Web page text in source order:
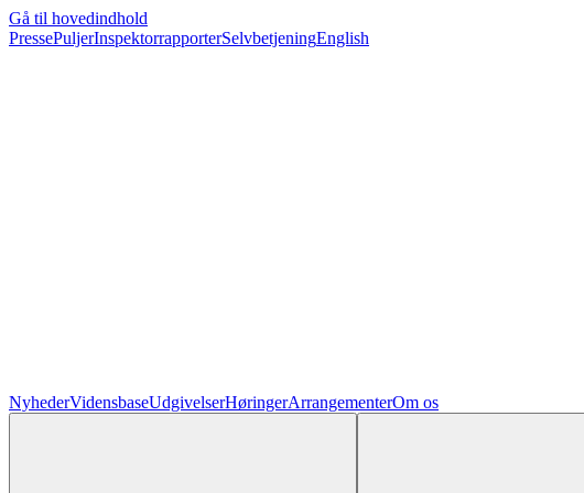
Gå til hovedindhold
PressePuljerInspektorrapporterSelvbetjeningEnglish
NyhederVidensbaseUdgivelserHøringerArrangementerOm os